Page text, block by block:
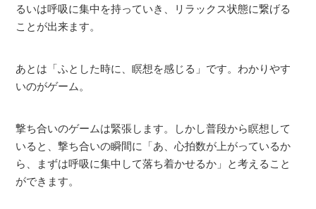
るいは呼吸に集中を持っていき、リラックス状態に繋げる
ことが出来ます。
あとは「ふとした時に、瞑想を感じる」です。わかりやす
いのがゲーム。
撃ち合いのゲームは緊張します。しかし普段から瞑想して
いると、撃ち合いの瞬間に「あ、心拍数が上がっているか
ら、まずは呼吸に集中して落ち着かせるか」と考えること
ができます。